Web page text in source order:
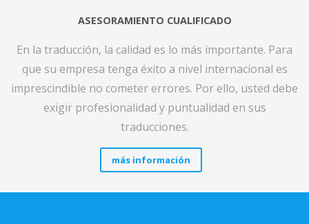
ASESORAMIENTO CUALIFICADO
En la traducción, la calidad es lo más importante. Para
que su empresa tenga éxito a nivel internacional es
imprescindible no cometer errores. Por ello, usted debe
exigir profesionalidad y puntualidad en sus
traducciones.
más información